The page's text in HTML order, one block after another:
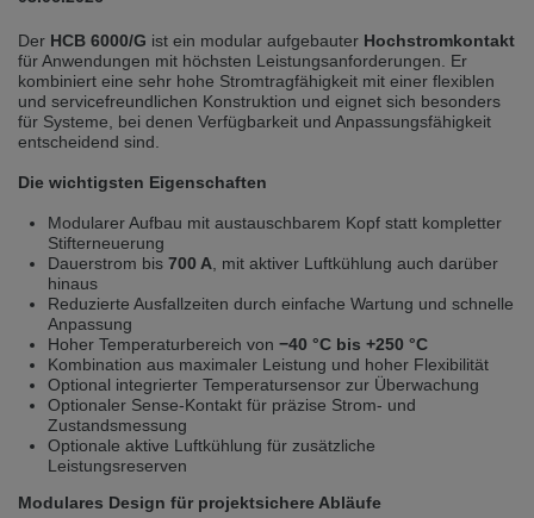
Switch to German version Stay on this version
Wir haben erkannt, dass ihr Browser eine andere Sprache als die derzeit
angezeigte bevorzugt. Diese Webseite ist auch auf Deutsch verfügbar.
We have detected, that your browser prefers another language than the
selected one. This website is also available in Czech. Would you like to
switch to the Czech version?
Switch to Czech version
Zdá se, že Váš prohlížeč je v jiném jazyce, než jaký je momentálně používán.
Tato stránka je k dispozici i v češtině. Chcete přepnout na českou verzi?
Přepnout na českou verzi Zůstaňte v této verzi
stránka je také k dispozici v němčině. Přejete si přejít na německou verzi?
Der HCB 6000/G ist ein modular aufgebauter Hochstromkontakt
für Anwendungen mit höchsten Leistungsanforderungen. Er
kombiniert eine sehr hohe Stromtragfähigkeit mit einer flexiblen
und servicefreundlichen Konstruktion und eignet sich besonders
für Systeme, bei denen Verfügbarkeit und Anpassungsfähigkeit
entscheidend sind.
Die wichtigsten Eigenschaften
Modularer Aufbau mit austauschbarem Kopf statt kompletter
Stifterneuerung
Dauerstrom bis 700 A, mit aktiver Luftkühlung auch darüber
hinaus
Reduzierte Ausfallzeiten durch einfache Wartung und schnelle
Anpassung
Hoher Temperaturbereich von −40 °C bis +250 °C
Kombination aus maximaler Leistung und hoher Flexibilität
Optional integrierter Temperatursensor zur Überwachung
Optionaler Sense-Kontakt für präzise Strom- und
Zustandsmessung
Optionale aktive Luftkühlung für zusätzliche
Leistungsreserven
Modulares Design für projektsichere Abläufe